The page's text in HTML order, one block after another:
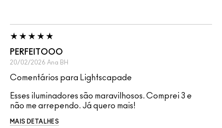
PERFEITOOO
20/02/2026 Ana BH
Comentários para Lightscapade
Esses iluminadores são maravilhosos. Comprei 3 e
não me arrependo. Já quero mais!
MAIS DETALHES